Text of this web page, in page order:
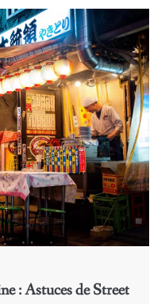
: Astuces de Street